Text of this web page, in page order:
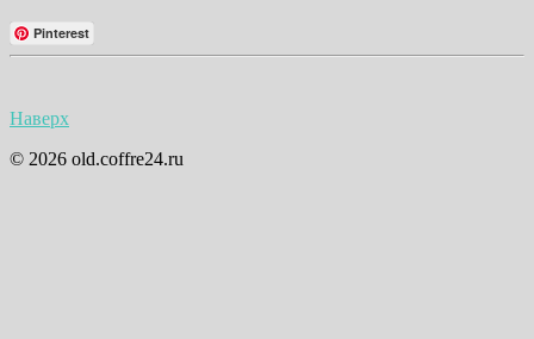
Pinterest
Наверх
© 2026 old.coffre24.ru